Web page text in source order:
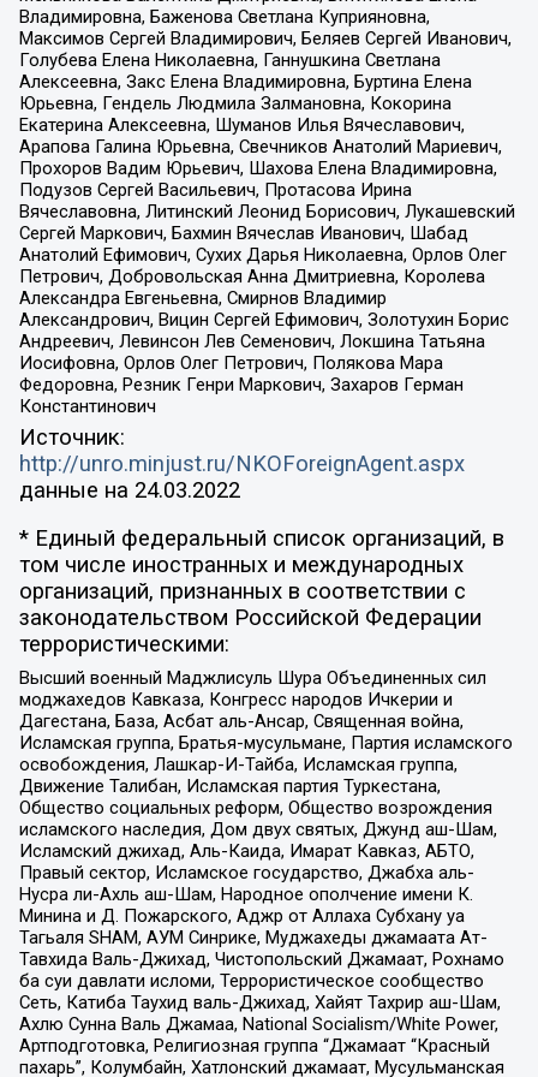
Владимировна, Баженова Светлана Куприяновна,
Максимов Сергей Владимирович, Беляев Сергей Иванович,
Голубева Елена Николаевна, Ганнушкина Светлана
Алексеевна, Закс Елена Владимировна, Буртина Елена
Юрьевна, Гендель Людмила Залмановна, Кокорина
Екатерина Алексеевна, Шуманов Илья Вячеславович,
Арапова Галина Юрьевна, Свечников Анатолий Мариевич,
Прохоров Вадим Юрьевич, Шахова Елена Владимировна,
Подузов Сергей Васильевич, Протасова Ирина
Вячеславовна, Литинский Леонид Борисович, Лукашевский
Сергей Маркович, Бахмин Вячеслав Иванович, Шабад
Анатолий Ефимович, Сухих Дарья Николаевна, Орлов Олег
Петрович, Добровольская Анна Дмитриевна, Королева
Александра Евгеньевна, Смирнов Владимир
Александрович, Вицин Сергей Ефимович, Золотухин Борис
Андреевич, Левинсон Лев Семенович, Локшина Татьяна
Иосифовна, Орлов Олег Петрович, Полякова Мара
Федоровна, Резник Генри Маркович, Захаров Герман
Константинович
Источник:
http://unro.minjust.ru/NKOForeignAgent.aspx
данные на 24.03.2022
* Единый федеральный список организаций, в
том числе иностранных и международных
организаций, признанных в соответствии с
законодательством Российской Федерации
террористическими:
Высший военный Маджлисуль Шура Объединенных сил
моджахедов Кавказа, Конгресс народов Ичкерии и
Дагестана, База, Асбат аль-Ансар, Священная война,
Исламская группа, Братья-мусульмане, Партия исламского
освобождения, Лашкар-И-Тайба, Исламская группа,
Движение Талибан, Исламская партия Туркестана,
Общество социальных реформ, Общество возрождения
исламского наследия, Дом двух святых, Джунд аш-Шам,
Исламский джихад, Аль-Каида, Имарат Кавказ, АБТО,
Правый сектор, Исламское государство, Джабха аль-
Нусра ли-Ахль аш-Шам, Народное ополчение имени К.
Минина и Д. Пожарского, Аджр от Аллаха Субхану уа
Тагьаля SHAM, АУМ Синрике, Муджахеды джамаата Ат-
Тавхида Валь-Джихад, Чистопольский Джамаат, Рохнамо
ба суи давлати исломи, Террористическое сообщество
Сеть, Катиба Таухид валь-Джихад, Хайят Тахрир аш-Шам,
Ахлю Сунна Валь Джамаа, National Socialism/White Power,
Артподготовка, Религиозная группа “Джамаат “Красный
пахарь”, Колумбайн, Хатлонский джамаат, Мусульманская